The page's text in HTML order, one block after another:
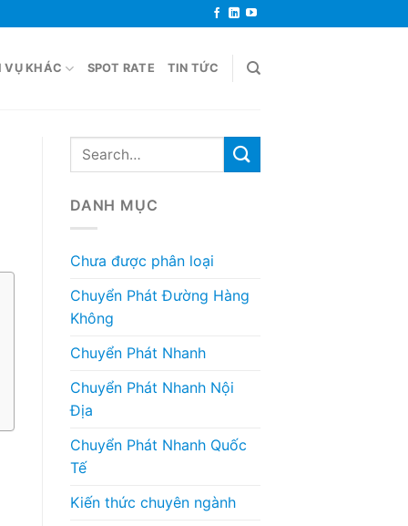
VỤ KHÁC SPOT RATE TIN TỨC
DANH MỤC
Chưa được phân loại
Chuyển Phát Đường Hàng
Không
Chuyển Phát Nhanh
Chuyển Phát Nhanh Nội
Địa
Chuyển Phát Nhanh Quốc
Tế
Kiến thức chuyên ngành